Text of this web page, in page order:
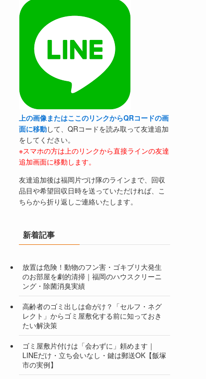
上の画像またはここのリンクからQRコードの画
面に移動して、QRコードを読み取って友達追加
をしてください。
※スマホの方は上のリンクから直接ラインの友達
追加画面に移動します。
友達追加後は福岡片づけ隊のラインまで、回収
品目や希望回収日時を送っていただければ、こ
ちらから折り返しご連絡いたします。
新着記事
放置は危険！動物のフン害・ゴキブリ大発生
のお部屋を劇的清掃｜福岡のハウスクリーニ
ング・除菌消臭実績
高齢者のゴミ出しは命がけ？「セルフ・ネグ
レクト」からゴミ屋敷化する前に知っておき
たい解決策
ゴミ屋敷片付けは「会わずに」頼めます｜
LINEだけ・立ち会いなし・鍵は郵送OK【飯塚
市の実例】